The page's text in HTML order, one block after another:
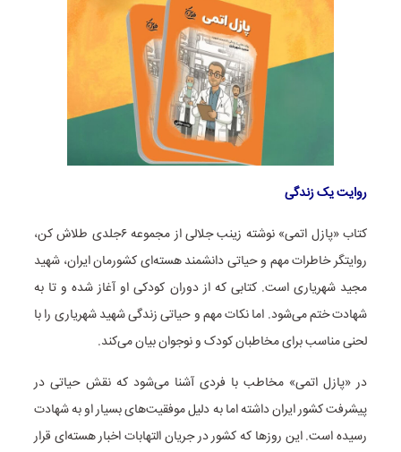
روایت یک زندگی
کتاب «پازل اتمی» نوشته زینب جلالی از مجموعه ۶جلدی طلاش کن،
روایتگر خاطرات مهم و حیاتی دانشمند هسته‌ای کشورمان ایران، شهید
مجید شهریاری است. کتابی که از دوران کودکی او آغاز شده و تا به
شهادت ختم می‌شود. اما نکات مهم و حیاتی زندگی شهید شهریاری را با
لحنی مناسب برای مخاطبان کودک و نوجوان بیان می‌کند.
در «پازل اتمی» مخاطب با فردی آشنا می‌شود که نقش حیاتی در
پیشرفت کشور ایران داشته اما به دلیل موفقیت‌های بسیار او به شهادت
رسیده است. این روزها که کشور در جریان التهابات اخبار هسته‌ای قرار